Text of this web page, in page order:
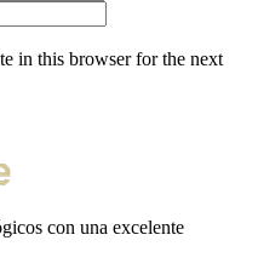
in this browser for the next
con una excelente